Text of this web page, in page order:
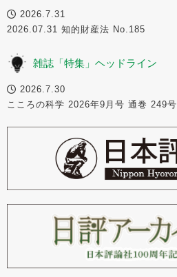
2026.7.31
2026.07.31 知的財産法 No.185
雑誌「特集」ヘッドライン
2026.7.30
こころの科学 2026年9月号 通巻 249号